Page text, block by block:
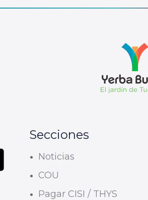
Secciones
Noticias
COU
Pagar CISI / THYS